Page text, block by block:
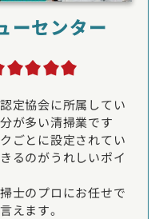
ーセンター
定協会に所属してい
が多い清掃業です
ごとに設定されてい
るのがうれしいポイ
士のプロにお任せで
えます。